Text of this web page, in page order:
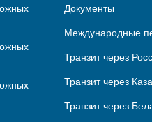
Документы
Международные
Транзит через
Транзит через
Транзит через